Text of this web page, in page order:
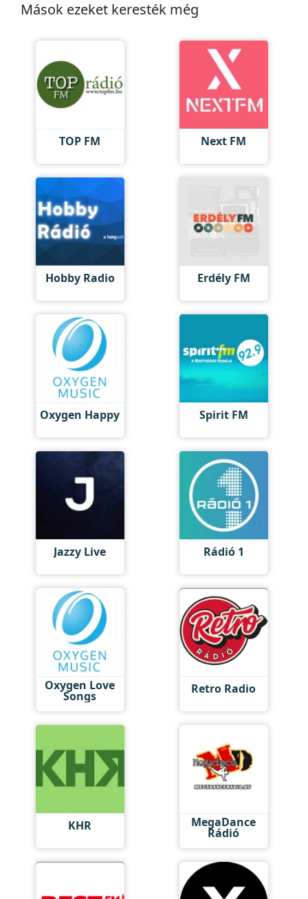
Mások ezeket keresték még
TOP FM Next FM
Hobby Radio Erdély FM
Oxygen Happy Spirit FM
Jazzy Live Rádió 1
Oxygen Love
Songs Retro Radio
KHR MegaDance
Rádió